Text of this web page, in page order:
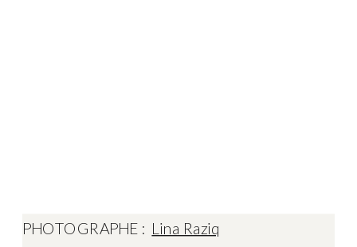
PHOTOGRAPHE : Lina Raziq